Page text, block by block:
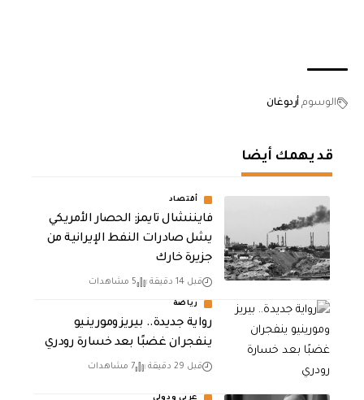
الوسوم أردوغان
قد يهمك أيضا
أقتصاد
فايننشال تايمز: الحصار الأمريكي
يشل صادرات النفط الإيرانية من
جزيرة خارك
قبل 14 دقيقة 5 مشاهدات
رياضة
رواية جديدة.. بيريز ومورينيو
ينفجران غضبًا بعد خسارة رودري
قبل 29 دقيقة 7 مشاهدات
عربي ودولي